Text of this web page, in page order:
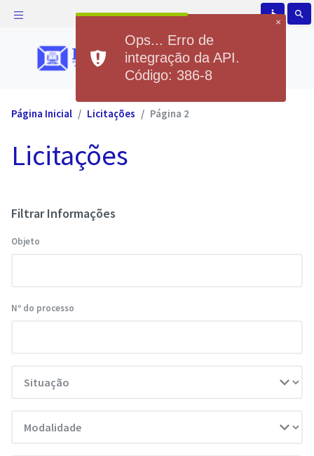
accessible search
Página Inicial Licitações Página 2
Licitações
Filtrar Informações
Objeto
Nº do processo
×
Ops... Erro de
integração da API.
Código: 386-8